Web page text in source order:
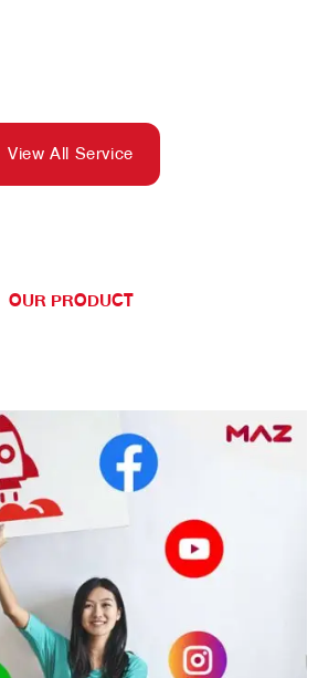
View All Service
OUR PRODUCT